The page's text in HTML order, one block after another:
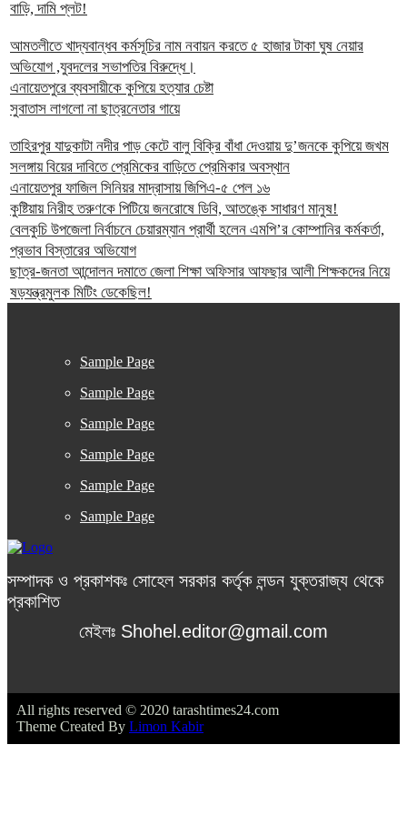
বাড়ি, দামি প্লট!
আমতলীতে খাদ্যবান্ধব কর্মসূচির নাম নবায়ন করতে ৫ হাজার টাকা ঘুষ নেয়ার
অভিযোগ ,যুবদলের সভাপতির বিরুদ্ধে।
এনায়েতপুরে ব্যবসায়ীকে কুপিয়ে হত্যার চেষ্টা
সুবাতাস লাগলো না ছাত্রনেতার গায়ে
তাহিরপুর যাদুকাটা নদীর পাড় কেটে বালু বিক্রি বাঁধা দেওয়ায় দু’জনকে কুপিয়ে জখম
সলঙ্গায় বিয়ের দাবিতে প্রেমিকের বাড়িতে প্রেমিকার অবস্থান
এনায়েতপুর ফাজিল সিনিয়র মাদ্রাসায় জিপিএ-৫ পেল ১৬
কুষ্টিয়ায় নিরীহ তরুণকে পিটিয়ে জনরোষে ডিবি, আতঙ্কে সাধারণ মানুষ!
বেলকুচি উপজেলা নির্বাচনে চেয়ারম্যান প্রার্থী হলেন এমপি’র কোম্পানির কর্মকর্তা,
প্রভাব বিস্তারের অভিযোগ
ছাত্র-জনতা আন্দোলন দমাতে জেলা শিক্ষা অফিসার আফছার আলী শিক্ষকদের নিয়ে
ষড়যন্ত্রমুলক মিটিং ডেকেছিল!
Sample Page
Sample Page
Sample Page
Sample Page
Sample Page
Sample Page
সম্পাদক ও প্রকাশকঃ সোহেল সরকার কর্তৃক লন্ডন যুক্তরাজ্য থেকে
প্রকাশিত
মেইলঃ Shohel.editor@gmail.com
All rights reserved © 2020 tarashtimes24.com
Theme Created By Limon Kabir